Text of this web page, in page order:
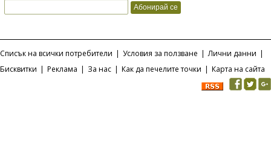
Списък на всички потребители | Условия за ползване | Лични данни |
Бисквитки | Реклама | За нас | Как да печелите точки | Карта на сайта